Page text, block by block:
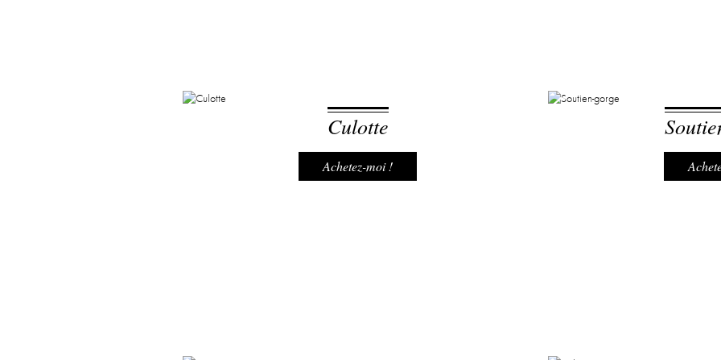
Culotte
Achetez-moi !